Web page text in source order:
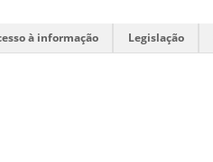
à informação Legislação